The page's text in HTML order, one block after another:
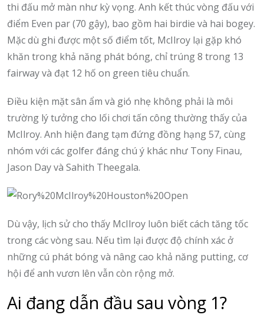
thi đấu mở màn như kỳ vọng. Anh kết thúc vòng đấu với
điểm Even par (70 gậy), bao gồm hai birdie và hai bogey.
Mặc dù ghi được một số điểm tốt, McIlroy lại gặp khó
khăn trong khả năng phát bóng, chỉ trúng 8 trong 13
fairway và đạt 12 hố on green tiêu chuẩn.
Điều kiện mặt sân ẩm và gió nhẹ không phải là môi
trường lý tưởng cho lối chơi tấn công thường thấy của
McIlroy. Anh hiện đang tạm đứng đồng hạng 57, cùng
nhóm với các golfer đáng chú ý khác như Tony Finau,
Jason Day và Sahith Theegala.
Dù vậy, lịch sử cho thấy McIlroy luôn biết cách tăng tốc
trong các vòng sau. Nếu tìm lại được độ chính xác ở
những cú phát bóng và nâng cao khả năng putting, cơ
hội để anh vươn lên vẫn còn rộng mở.
Ai đang dẫn đầu sau vòng 1?